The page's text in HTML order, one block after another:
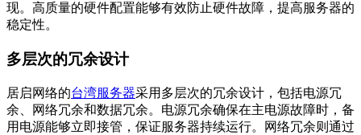
现。高质量的硬件配置能够有效防止硬件故障，提高服务器的
稳定性。
多层次的冗余设计
居启网络的台湾服务器采用多层次的冗余设计，包括电源冗
余、网络冗余和数据冗余。电源冗余确保在主电源故障时，备
用电源能够立即接管，保证服务器持续运行。网络冗余则通过